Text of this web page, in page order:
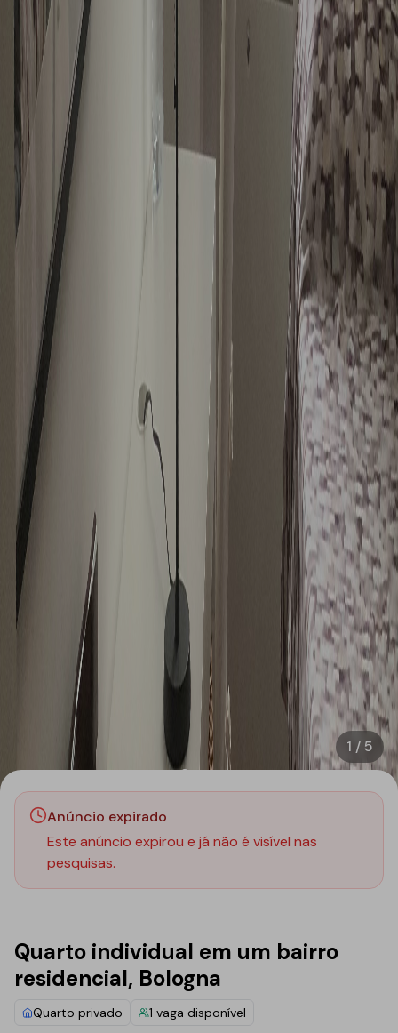
1 / 5
Anúncio expirado
Este anúncio expirou e já não é visível nas
pesquisas.
Quarto individual em um bairro
residencial, Bologna
Quarto privado 1 vaga disponível